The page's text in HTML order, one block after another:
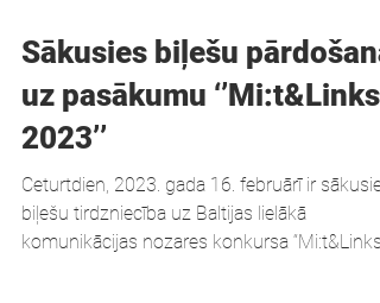
Sākusies biļešu pārdošana
uz pasākumu ‘’Mi:t&Links
2023’’
Ceturtdien, 2023. gada 16. februārī ir sākusies
biļešu tirdzniecība uz Baltijas lielākā